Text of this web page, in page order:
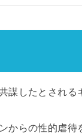
謀したとされ
からの性的虐